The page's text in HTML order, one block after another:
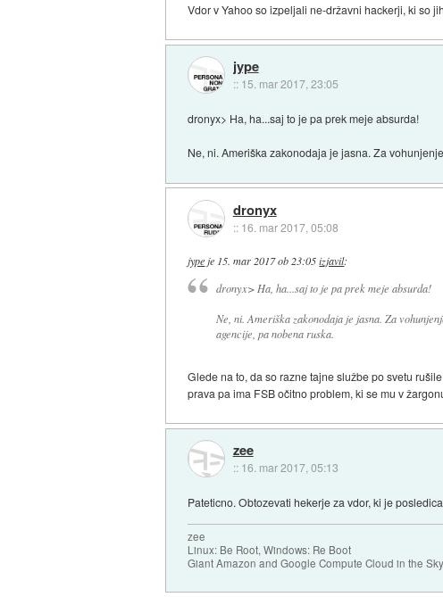
Vdor v Yahoo so izpeljali ne-državni hackerji, ki so
jype
:: 15. mar 2017, 23:05
dronyx> Ha, ha...saj to je pa prek meje absurda!
Ne, ni. Ameriška zakonodaja je jasna. Za
dronyx
:: 16. mar 2017, 05:08
jypeje 15. mar 2017 ob 23:05 izjavil:
dronyx> Ha, ha...saj to je pa prek meje absurda!
Ne, ni. Ameriška zakonodaja je jasna. Za
agencije, pa nobena ruska.
Glede na to, da so razne tajne službe po svetu
prava pa ima FSB očitno problem, ki se mu v
zee
:: 16. mar 2017, 05:13
Pateticno. Obtozevati hekerje za vdor, ki je
zee
Linux: Be Root, Windows: Re Boot
Giant Amazon and Google Compute Cloud in the